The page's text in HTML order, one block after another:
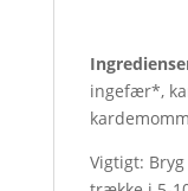
ingefær*,
Vigtigt: